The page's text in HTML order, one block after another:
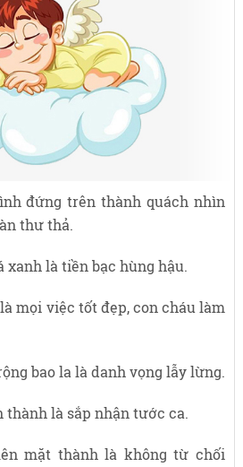
đứng trên thành quách nhìn
thư thả.
xanh là tiền bạc hùng hậu.
mọi việc tốt đẹp, con cháu làm
bao la là danh vọng lẫy lừng.
thành là sắp nhận tước ca.
mặt thành là không từ chối